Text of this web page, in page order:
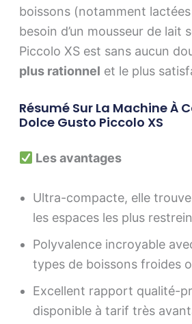
boissons (notamment
besoin d’un mousseur de lait
Piccolo XS est sans aucun
plus rationnel et le plus
Résumé Sur La Machine À
Dolce Gusto Piccolo XS
Les avantages
Ultra-compacte, elle
les espaces les plus
Polyvalence incroyable
types de boissons froides
Excellent rapport qualité-
disponible à tarif très